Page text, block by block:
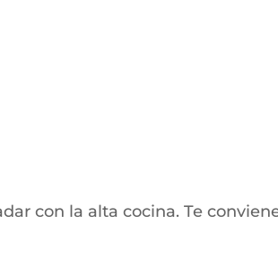
con la alta cocina. Te